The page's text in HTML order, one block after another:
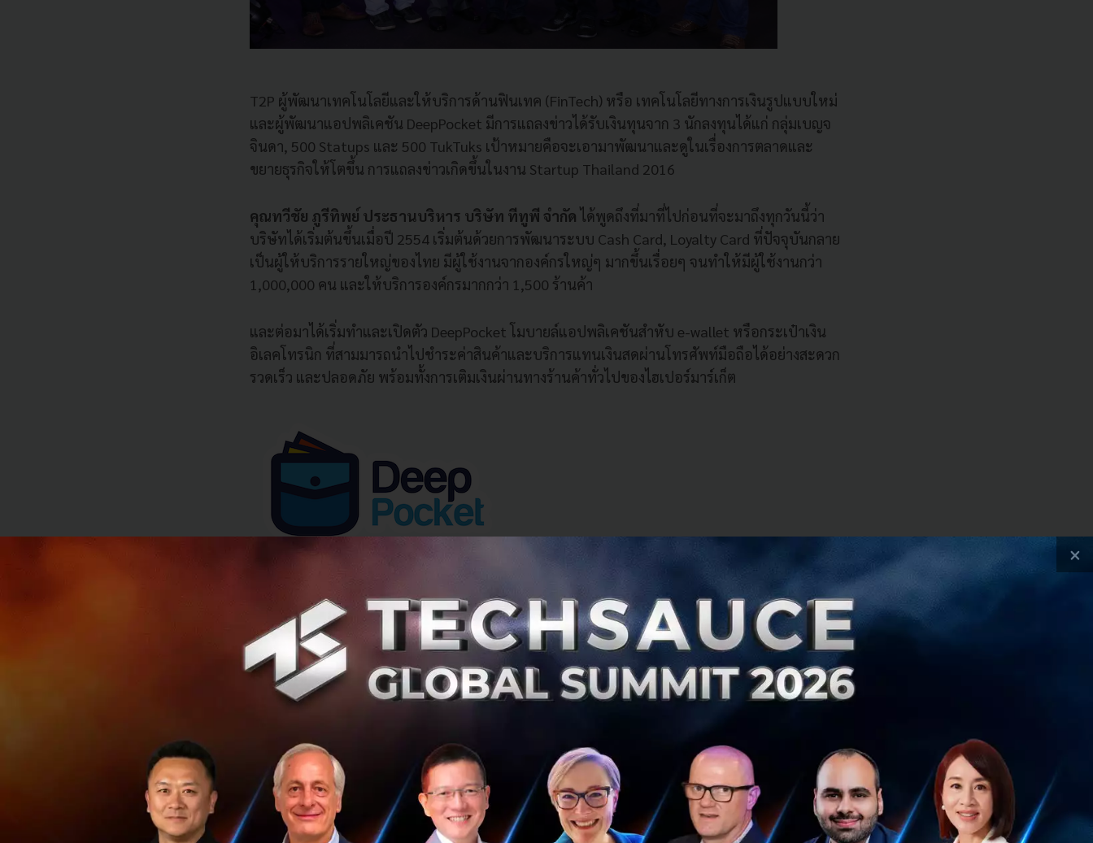
T2P ผู้พัฒนาเทคโนโลยีและให้บริการด้านฟินเทค (FinTech) หรือ เทคโนโลยีทางการเงินรูปแบบใหม่
และผู้พัฒนาแอปพลิเคชัน DeepPocket มีการแถลงข่าวได้รับเงินทุนจาก 3 นักลงทุนได้แก่ กลุ่มเบญจ
จินดา, 500 Statups และ 500 TukTuks เป้าหมายคือจะเอามาพัฒนาและดูในเรื่องการตลาดและ
ขยายธุรกิจให้โตขึ้น การแถลงข่าวเกิดขึ้นในงาน Startup Thailand 2016
คุณทวีชัย ภูรีทิพย์ ประธานบริหาร บริษัท ทีทูพี จำกัด ได้พูดถึงที่มาที่ไปก่อนที่จะมาถึงทุกวันนี้ว่า
บริษัทได้เริ่มต้นขึ้นเมื่อปี 2554 เริ่มต้นด้วยการพัฒนาระบบ Cash Card, Loyalty Card ที่ปัจจุบันกลาย
เป็นผู้ให้บริการรายใหญ่ของไทย มีผู้ใช้งานจากองค์กรใหญ่ๆ มากขึ้นเรื่อยๆ จนทำให้มีผู้ใช้งานกว่า
1,000,000 คน และให้บริการองค์กรมากกว่า 1,500 ร้านค้า
และต่อมาได้เริ่มทำและเปิดตัว DeepPocket โมบายล์แอปพลิเคชันสำหับ e-wallet หรือกระเป๋าเงิน
อิเลคโทรนิก ที่สามมารถนำไปชำระค่าสินค้าและบริการแทนเงินสดผ่านโทรศัพท์มือถือได้อย่างสะดวก
รวดเร็ว และปลอดภัย พร้อมทั้งการเติมเงินผ่านทางร้านค้าทั่วไปของไฮเปอร์มาร์เก็ต
ทาง T2P มองว่าการจะเปิดตัว DeepPocket โดยเป็นการให้บริการทั้ง B2B และ B2C โดย B2B จะให้
บริการทางด้าน e-Wallet ที่ให้บริการแล้วอย่าง Central Restaurant Group เช่น KFC, Pizzahut,
Misterdonuts ส่วน B2C จะอยู่ในชื่อของ DeepPocket โดยเป็นบริการกระเป๋าเงินอิเล็กทรอนิกส์ที่มีจุด
เด่นในด้าน Social e-Wallet
หลายกลุ่ม และก็มาลงเอยที่ กลุ่มเบญจจินดา โดยคุยกันแล้วพบว่ามีอะไรที่คล้ายๆ กัน มีวิสัยทัศน์ที่
คล้ายคลึงกัน รวมไปถึงทางกลุ่มเองมีบริษัทและบริการที่จะสามารถเข้ามาเสริมความแกร่งให้กับ T2P
ได้ และเราก็มาเจอกับทาง 500 ซึ่งเป็นกองทุนที่เท่ที่สุดและมีชื่อเสียงที่สุดในเวลานี้ โดยทั้ง 500
Startups และ 500 TukTuks เข้ามาร่วมลงทุนกับเราอีกด้วย
×